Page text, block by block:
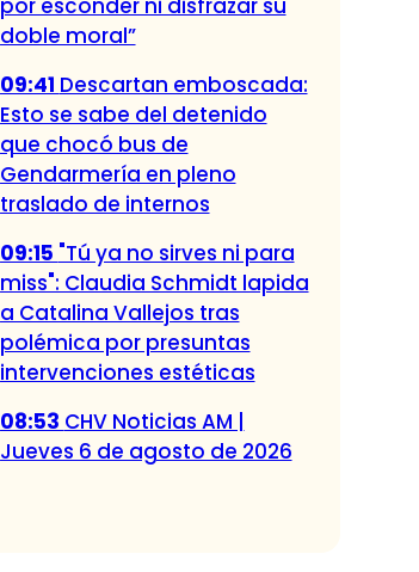
doble moral”
09:41 Descartan emboscada:
Esto se sabe del detenido
que chocó bus de
Gendarmería en pleno
traslado de internos
09:15 "Tú ya no sirves ni para
miss": Claudia Schmidt lapida
a Catalina Vallejos tras
polémica por presuntas
intervenciones estéticas
08:53 CHV Noticias AM |
Jueves 6 de agosto de 2026